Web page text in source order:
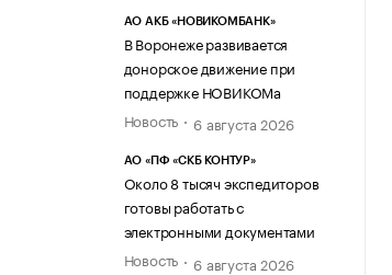
АО АКБ «НОВИКОМБАНК»
В Воронеже развивается
донорское движение при
поддержке НОВИКОМа
Новость
6 августа 2026
АО «ПФ «СКБ КОНТУР»
Около 8 тысяч экспедиторов
готовы работать с
электронными документами
Новость
6 августа 2026